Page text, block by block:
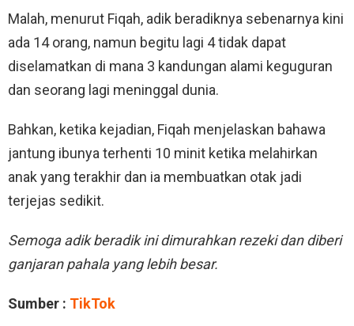
Malah, menurut Fiqah, adik beradiknya sebenarnya kini
ada 14 orang, namun begitu lagi 4 tidak dapat
diselamatkan di mana 3 kandungan alami keguguran
dan seorang lagi meninggal dunia.
Bahkan, ketika kejadian, Fiqah menjelaskan bahawa
jantung ibunya terhenti 10 minit ketika melahirkan
anak yang terakhir dan ia membuatkan otak jadi
terjejas sedikit.
Semoga adik beradik ini dimurahkan rezeki dan diberi
ganjaran pahala yang lebih besar.
Sumber : TikTok